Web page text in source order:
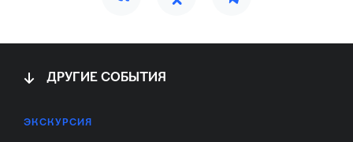
ДРУГИЕ СОБЫТИЯ
ЭКСКУРСИЯ